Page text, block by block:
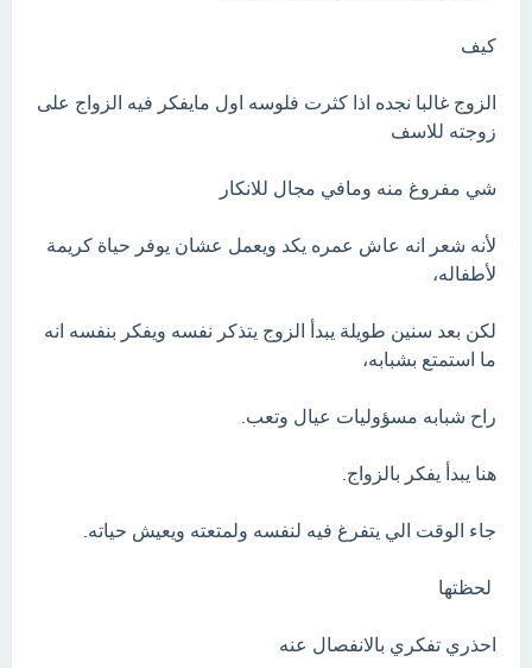
كيف
الزوج غالبا نجده اذا كثرت فلوسه اول مايفكر فيه الزواج على
زوجته للاسف
شي مفروغ منه ومافي مجال للانكار
لأنه شعر انه عاش عمره يكد ويعمل عشان يوفر حياة كريمة
لأطفاله،
لكن بعد سنين طويلة يبدأ الزوج يتذكر نفسه ويفكر بنفسه انه
ما استمتع بشبابه،
راح شبابه مسؤوليات عيال وتعب.
هنا يبدأ يفكر بالزواج.
جاء الوقت الي يتفرغ فيه لنفسه ولمتعته ويعيش حياته.
لحظتها
احذري تفكري بالانفصال عنه